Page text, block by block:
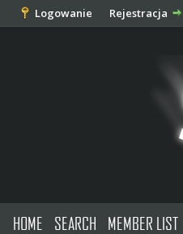
Logowanie Rejestracja
HOME SEARCH MEMBER LIST